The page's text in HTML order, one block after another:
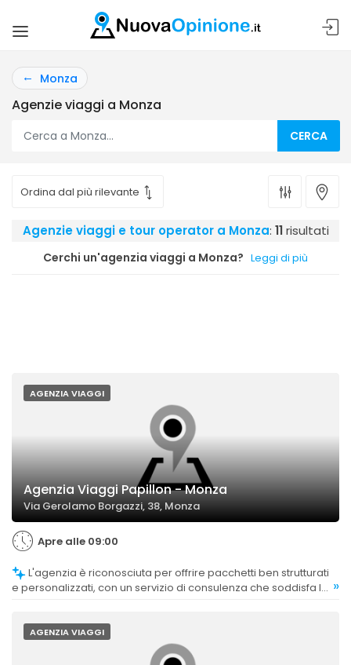
Monza
Agenzie viaggi a Monza
CERCA
Agenzie viaggi e tour operator a Monza: 11risultati
Cerchi un'agenzia viaggi a Monza? Leggi di più
AGENZIA VIAGGI
Agenzia Viaggi Papillon - Monza
Via Gerolamo Borgazzi, 38, Monza
Apre alle 09:00
e personalizzati, con un servizio di consulenza che soddisfa le »
AGENZIA VIAGGI